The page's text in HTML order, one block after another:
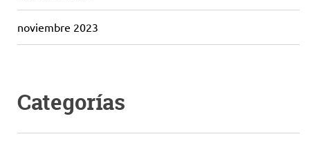
noviembre 2023
Categorías